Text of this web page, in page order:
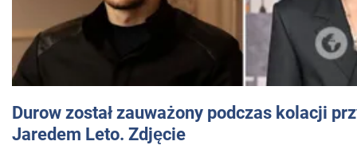
Durow został zauważony podczas kolacji
Jaredem Leto. Zdjęcie